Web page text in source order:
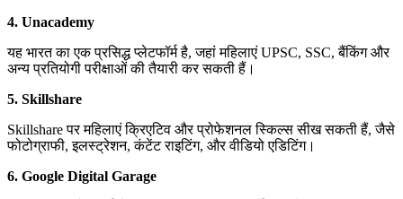
4. Unacademy
यह भारत का एक प्रसिद्ध प्लेटफॉर्म है, जहां महिलाएं UPSC, SSC, बैंकिंग और
अन्य प्रतियोगी परीक्षाओं की तैयारी कर सकती हैं।
5. Skillshare
Skillshare पर महिलाएं क्रिएटिव और प्रोफेशनल स्किल्स सीख सकती हैं, जैसे
फोटोग्राफी, इलस्ट्रेशन, कंटेंट राइटिंग, और वीडियो एडिटिंग।
6. Google Digital Garage